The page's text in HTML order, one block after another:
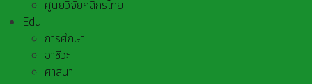
ศูนย์วิจัยกสิกรไทย
Edu
การศึกษา
อาชีวะ
ศาสนา